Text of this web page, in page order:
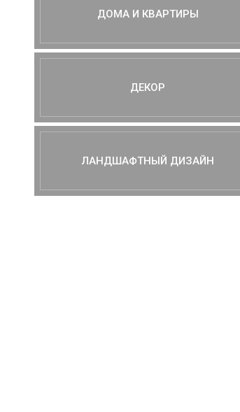
ДОМА И КВАРТИРЫ
ДЕКОР
ЛАНДШАФТНЫЙ ДИЗАЙН